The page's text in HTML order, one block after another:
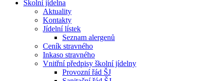
Školní jídelna
Aktuality
Kontakty
Jídelní lístek
Seznam alergenů
Ceník stravného
Inkaso stravného
Vnitřní předpisy školní jídelny
Provozní řád ŠJ